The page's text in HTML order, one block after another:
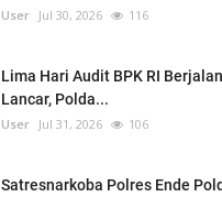
User Jul 30, 2026 116
Lima Hari Audit BPK RI
Lancar, Polda...
User Jul 31, 2026 106
Satresnarkoba Polres Ende